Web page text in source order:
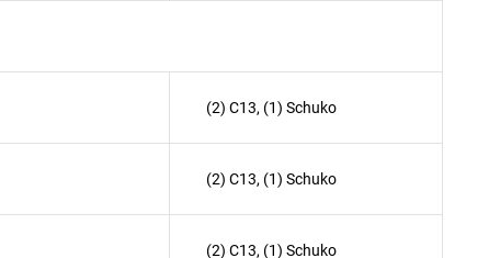
(2) C13, (1) Schuko
(2) C13, (1) Schuko
(2) C13, (1) Schuko